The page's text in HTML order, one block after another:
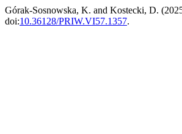
Górak-Sosnowska, K. and Kostecki, D.
doi:10.36128/PRIW.VI57.1357.